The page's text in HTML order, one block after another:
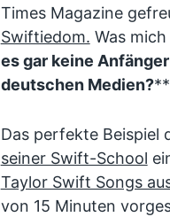
Times Magazine
Swiftiedom. Was
es gar keine
deutschen Medien?**
Das perfekte Beispiel
seiner Swift-School
Taylor Swift Songs
von 15 Minuten